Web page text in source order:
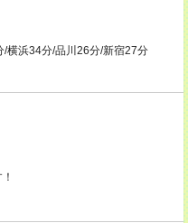
浜34分/品川26分/新宿27分